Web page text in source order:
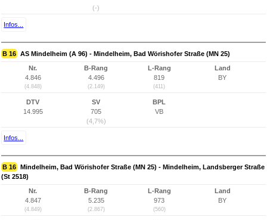
(-)
Infos...
B 16 AS Mindelheim (A 96) - Mindelheim, Bad Wörishofer Straße (MN 25)
Nr.
4.846
(4.848)
B-Rang
4.496
(2.149)
L-Rang
819
(411)
Land
BY
DTV
14.995
SV
705
(4,7%)
BPL
VB
Infos...
B 16 Mindelheim, Bad Wörishofer Straße (MN 25) - Mindelheim, Landsberger Straße
(St 2518)
Nr.
4.847
(4.849)
B-Rang
5.235
(2.867)
L-Rang
973
(560)
Land
BY